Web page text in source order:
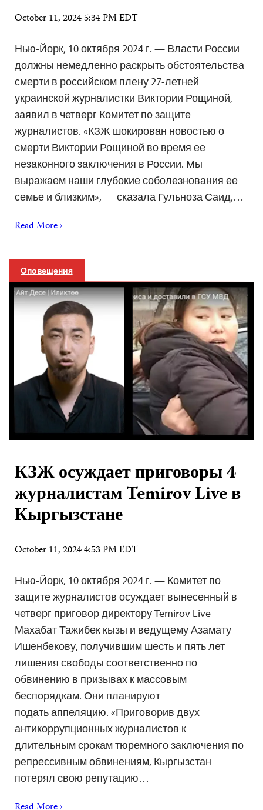
October 11, 2024 5:34 PM EDT
Нью-Йорк, 10 октября 2024 г. — Власти России
должны немедленно раскрыть обстоятельства
смерти в российском плену 27-летней
украинской журналистки Виктории Рощиной,
заявил в четверг Комитет по защите
журналистов. «КЗЖ шокирован новостью о
смерти Виктории Рощиной во время ее
незаконного заключения в России. Мы
выражаем наши глубокие соболезнования ее
семье и близким», — сказала Гульноза Саид,…
Read More ›
Оповещения
КЗЖ осуждает приговоры 4
журналистам Temirov Live в
Кыргызстане
October 11, 2024 4:53 PM EDT
Нью-Йорк, 10 октября 2024 г. — Комитет по
защите журналистов осуждает вынесенный в
четверг приговор директору Temirov Live
Махабат Тажибек кызы и ведущему Азамату
Ишенбекову, получившим шесть и пять лет
лишения свободы соответственно по
обвинению в призывах к массовым
беспорядкам. Они планируют
подать аппеляцию. «Приговорив двух
антикоррупционных журналистов к
длительным срокам тюремного заключения по
репрессивным обвинениям, Кыргызстан
потерял свою репутацию…